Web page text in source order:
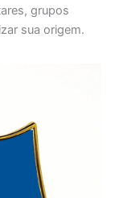
grupos
sua origem.